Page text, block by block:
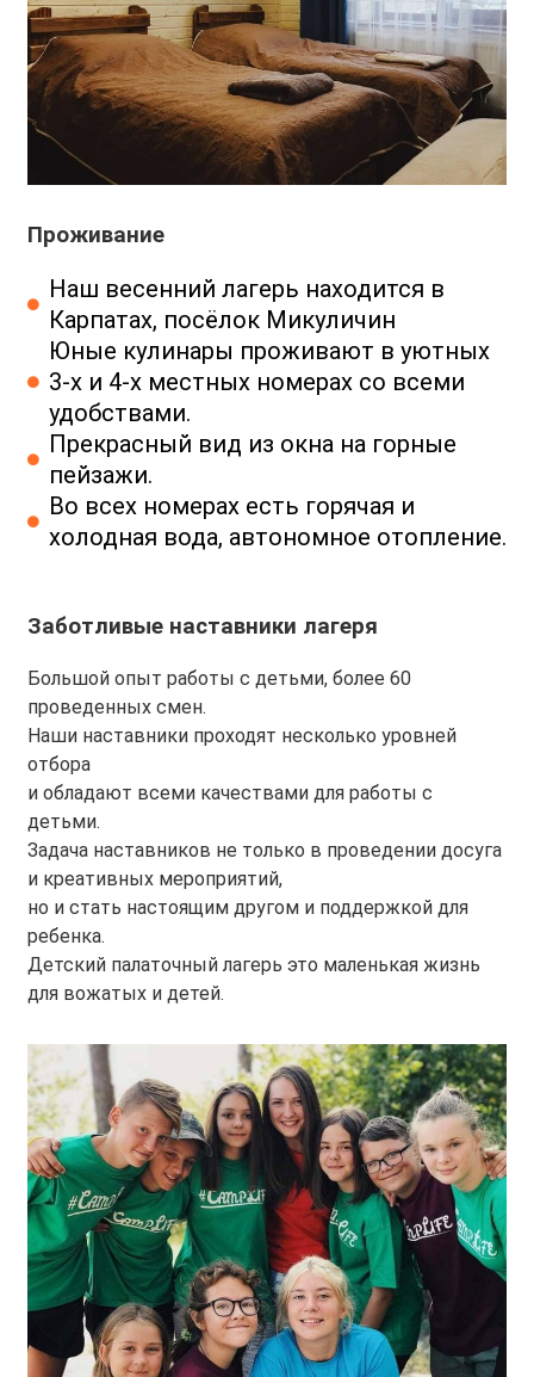
Проживание
Наш весенний лагерь находится в
Карпатах, посёлок Микуличин
Юные кулинары проживают в уютных
3-х и 4-х местных номерах со всеми
удобствами.
Прекрасный вид из окна на горные
пейзажи.
Во всех номерах есть горячая и
холодная вода, автономное отопление.
Заботливые наставники лагеря
Большой опыт работы с детьми, более 60
проведенных смен.
Наши наставники проходят несколько уровней
отбора
и обладают всеми качествами для работы с
детьми.
Задача наставников не только в проведении досуга
и креативных мероприятий,
но и стать настоящим другом и поддержкой для
ребенка.
Детский палаточный лагерь это маленькая жизнь
для вожатых и детей.